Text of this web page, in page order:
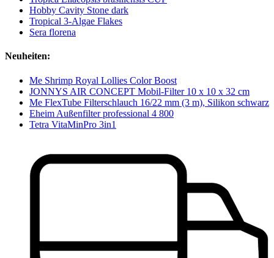
Hobby Cavity Stone dark
Tropical 3-Algae Flakes
Sera florena
Neuheiten:
Me Shrimp Royal Lollies Color Boost
JONNYS AIR CONCEPT Mobil-Filter 10 x 10 x 32 cm
Me FlexTube Filterschlauch 16/22 mm (3 m), Silikon schwarz
Eheim Außenfilter professional 4 800
Tetra VitaMinPro 3in1